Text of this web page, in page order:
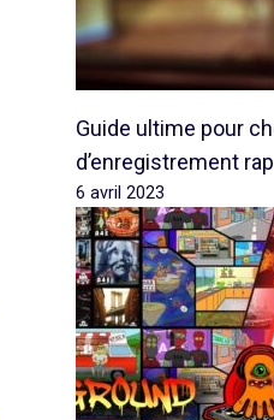
Guide ultime pour
d’enregistrement rap
6 avril 2023